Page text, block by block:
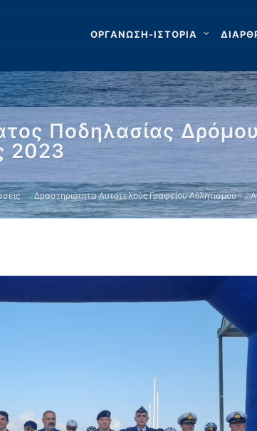
ΟΡΓΑΝΩΣΗ-ΙΣΤΟΡΙΑ
Ποδηλασίας
2023
Δραστηριότητα Αυτοτελούς Γραφείου Αθλητισμού